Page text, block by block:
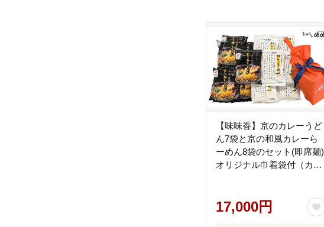
【味味香】京のカレーうど
ん7袋と京の和風カレーら
ーめん8袋のセット(即席麺)
オリジナル巾着袋付（カレ
17,000円